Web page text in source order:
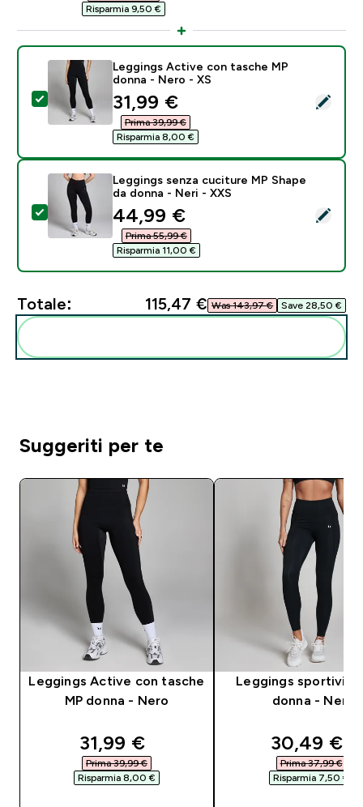
Risparmia 9,50 €‎
Seleziona questo prodotto - Leggings Active con
Leggings Active con tasche MP
donna - Nero - XS
discounted price
31,99 €‎
Prima 39,99 €‎
Risparmia 8,00 €‎
Seleziona questo prodotto - Leggings senza cuciture
Leggings senza cuciture MP Shape
da donna - Neri - XXS
discounted price
44,99 €‎
Prima 55,99 €‎
Risparmia 11,00 €‎
Totale: 115,47 €‎ Was 143,97 €‎ Save 28,50 €‎
Suggeriti per te
Leggings Active con tasche
MP donna - Nero
discounted price
31,99 €‎
Prima 39,99 €‎
Risparmia 8,00 €‎
Leggings sportivi
donna - Neri
30,49 €‎
Prima 37,99 €‎
Risparmia 7,50 €‎